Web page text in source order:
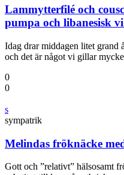
Lammytterfilé och
pumpa och libanesisk
Idag drar middagen litet grand
och det är något vi gillar
0
0
s
sympatrik
Melindas fröknäcke
Gott och ”relativt” hälsosamt